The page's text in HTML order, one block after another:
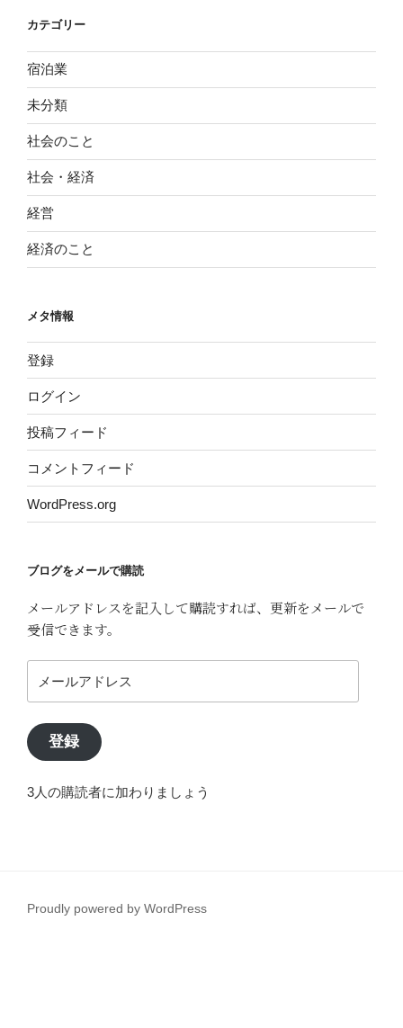
カテゴリー
宿泊業
未分類
社会のこと
社会・経済
経営
経済のこと
メタ情報
登録
ログイン
投稿フィード
コメントフィード
WordPress.org
ブログをメールで購読
メールアドレスを記入して購読すれば、更新をメールで
受信できます。
ー
ア
ド
ス
登録
3人の購読者に加わりましょう
Proudly powered by WordPress